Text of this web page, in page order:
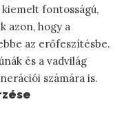
fontosságú,
azon, hogy a
az erőfeszítésbe.
és a vadvilág
számára is.